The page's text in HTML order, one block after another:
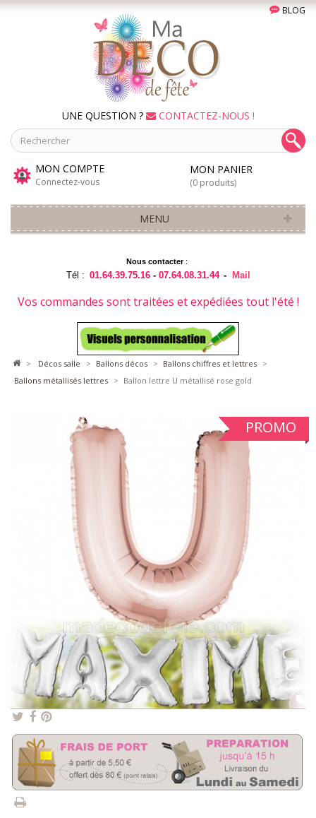
BLOG
UNE QUESTION ? CONTACTEZ-NOUS !
MON COMPTE
Connectez-vous
MON PANIER
(0 produits)
MENU
Nous contacter:
Tél : 01.64.39.75.16 -07.64.08.31.44 - Mail
Vos commandes sont traitées et expédiées tout l'été !
> décos salle > ballons décos > ballons chiffres et lettres >
ballons métallisés lettres > Ballon lettre U métallisé rose gold
PROMO